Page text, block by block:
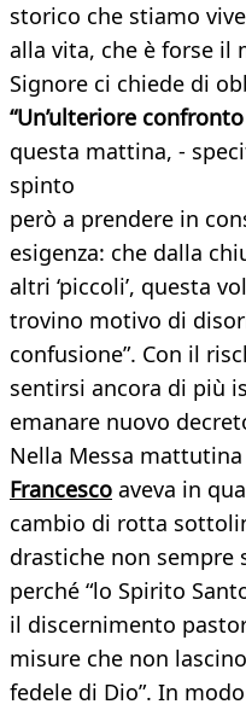
storico che stiamo
alla vita, che è forse il
Signore ci chiede di
“Un’ulteriore confronto
questa mattina, -
spinto
però a prendere in
esigenza: che dalla
altri ‘piccoli’, questa
trovino motivo di
confusione”. Con il
sentirsi ancora di più
emanare nuovo
Nella Messa mattutina
Francesco aveva in
cambio di rotta
drastiche non sempre
perché “lo Spirito
il discernimento
misure che non
fedele di Dio”. In